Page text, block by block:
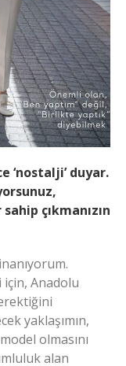
‘nostalji’ duyar.
çıkmanızın
Anadolu
yaklaşımın,
olmasını
alan